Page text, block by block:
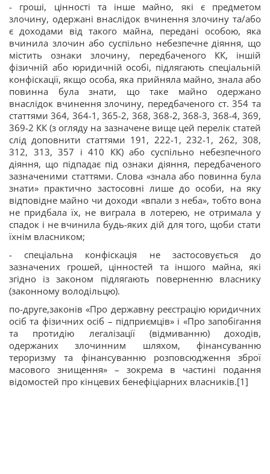
- гроші, цінності та інше майно, які є предметом
злочину, одержані внаслідок вчинення злочину та/або
є доходами від такого майна, передані особою, яка
вчинила злочин або суспільно небезпечне діяння, що
містить ознаки злочину, передбаченого КК, іншій
фізичній або юридичній особі, підлягають спеціальній
конфіскації, якщо особа, яка прийняла майно, знала або
повинна була знати, що таке майно одержано
внаслідок вчинення злочину, передбаченого ст. 354 та
статтями 364, 364-1, 365-2, 368, 368-2, 368-3, 368-4, 369,
369-2 КК (з огляду на зазначене вище цей перелік статей
слід доповнити статтями 191, 222-1, 232-1, 262, 308,
312, 313, 357 і 410 КК) або суспільно небезпечного
діяння, що підпадає під ознаки діяння, передбаченого
зазначеними статтями. Слова «знала або повинна була
знати» практично застосовні лише до особи, на яку
відповідне майно чи доходи «впали з неба», тобто вона
не придбала їх, не виграла в лотерею, не отримала у
спадок і не вчинила будь-яких дій для того, щоби стати
їхнім власником;
- спеціальна конфіскація не застосовується до
зазначених грошей, цінностей та іншого майна, які
згідно із законом підлягають поверненню власнику
(законному володільцю).
по-друге,законів «Про державну реєстрацію юридичних
осіб та фізичних осіб – підприємців» і «Про запобігання
та протидію легалізації (відмиванню) доходів,
одержаних злочинним шляхом, фінансуванню
тероризму та фінансуванню розповсюдження зброї
масового знищення» – зокрема в частині подання
відомостей про кінцевих бенефіціарних власників.[1]